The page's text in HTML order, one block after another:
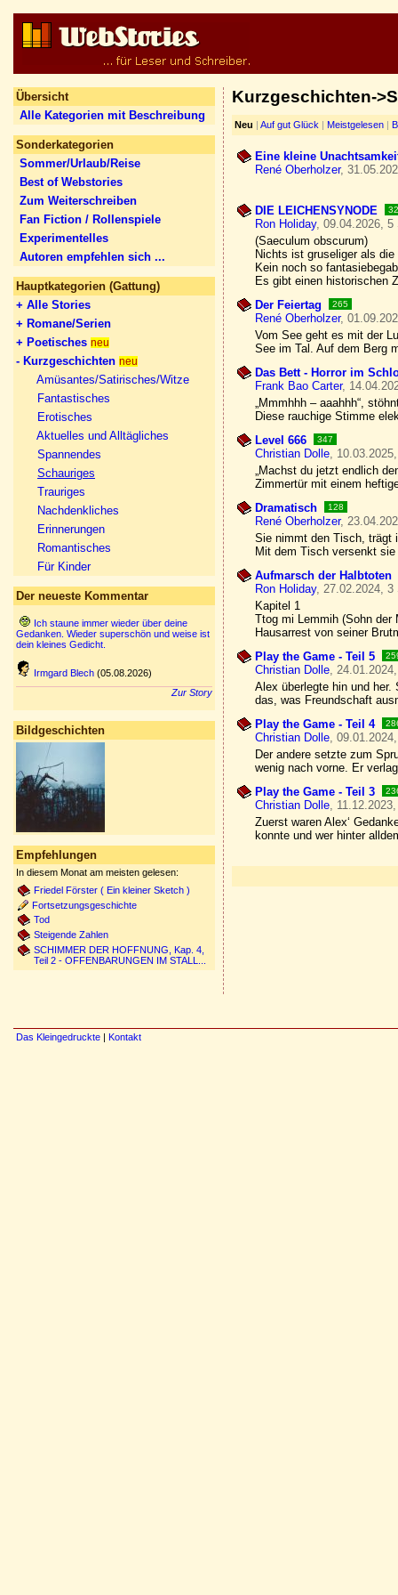
Übersicht
Alle Kategorien mit Beschreibung
Sonderkategorien
Sommer/Urlaub/Reise
Best of Webstories
Zum Weiterschreiben
Fan Fiction / Rollenspiele
Experimentelles
Autoren empfehlen sich ...
Hauptkategorien (Gattung)
+ Alle Stories
+ Romane/Serien
+ Poetisches neu
- Kurzgeschichten neu
Amüsantes/Satirisches/Witze
Fantastisches
Erotisches
Aktuelles und Alltägliches
Spannendes
Schauriges
Trauriges
Nachdenkliches
Erinnerungen
Romantisches
Für Kinder
Der neueste Kommentar
Ich staune immer wieder über deine
Gedanken. Wieder superschön und weise ist
dein kleines Gedicht.
Irmgard Blech (05.08.2026)
Zur Story
Bildgeschichten
Empfehlungen
In diesem Monat am meisten gelesen:
Friedel Förster ( Ein kleiner Sketch )
Fortsetzungsgeschichte
Tod
Steigende Zahlen
SCHIMMER DER HOFFNUNG, Kap. 4,
Teil 2 - OFFENBARUNGEN IM STALL...
Kurzgeschichten-
Neu | Auf gut Glück | Meistgelesen |
Eine kleine
René Oberholzer,
DIE LEICHENSYNODE
Ron Holiday, 09.04.2026, 5
(Saeculum obscurum)
Nichts ist gruseliger als
Kein noch so
Es gibt einen historischen
Der Feiertag
265
René Oberholzer,
Vom See geht es mit der
See im Tal. Auf dem Berg
Das Bett - Horror im
Frank Bao Carter,
„Mmmhhh – aaahhh“,
Diese rauchige Stimme
Level 666
347
Christian Dolle,
„Machst du jetzt endlich
Zimmertür mit einem
Dramatisch
128
René Oberholzer,
Sie nimmt den Tisch, trägt
Mit dem Tisch versenkt
Aufmarsch der Halbtoten
Ron Holiday, 27.02.2024, 3
Kapitel 1
Ttog mi Lemmih (Sohn der
Hausarrest von seiner
Play the Game - Teil 5
Christian Dolle,
Alex überlegte hin und
das, was Freundschaft
Play the Game - Teil 4
Christian Dolle,
Der andere setzte zum
wenig nach vorne. Er
Play the Game - Teil 3
Christian Dolle,
Zuerst waren Alex‘
konnte und wer hinter
Das Kleingedruckte | Kontakt